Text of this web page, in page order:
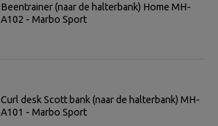
Beentrainer (naar de halterbank) Home MH-
A102 - Marbo Sport
Curl desk Scott bank (naar de halterbank) MH-
A101 - Marbo Sport